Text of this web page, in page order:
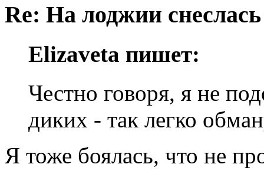
Re: На лоджии
Elizaveta пишет:
Честно говоря, я не
диких - так легко
Я тоже боялась, что не